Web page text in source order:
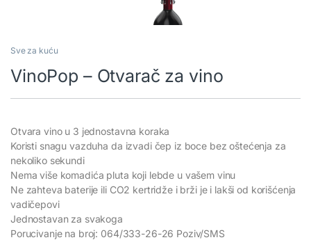
Sve za kuću
VinoPop – Otvarač za vino
Otvara vino u 3 jednostavna koraka
Koristi snagu vazduha da izvadi čep iz boce bez oštećenja za
nekoliko sekundi
Nema više komadića pluta koji lebde u vašem vinu
Ne zahteva baterije ili CO2 kertridže i brži je i lakši od korišćenja
vadičepovi
Jednostavan za svakoga
Porucivanje na broj: 064/333-26-26 Poziv/SMS